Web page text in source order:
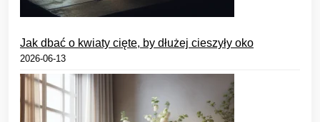
Jak dbać o kwiaty cięte, by dłużej cieszyły oko
2026-06-13